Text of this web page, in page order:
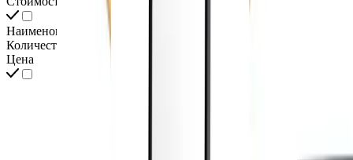
Наименование
Количество
Цена